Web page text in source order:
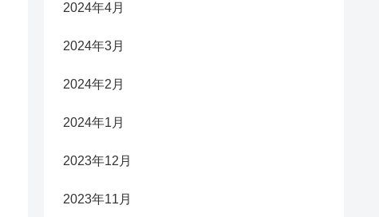
2024年4月
2024年3月
2024年2月
2024年1月
2023年12月
2023年11月